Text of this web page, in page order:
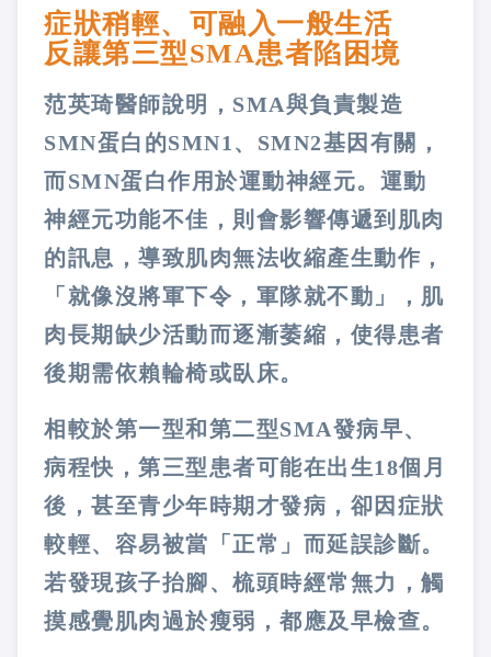
症狀稍輕、可融入一般生活
反讓第三型SMA患者陷困境
范英琦醫師說明，SMA與負責製造
SMN蛋白的SMN1、SMN2基因有關，
而SMN蛋白作用於運動神經元。運動
神經元功能不佳，則會影響傳遞到肌肉
的訊息，導致肌肉無法收縮產生動作，
「就像沒將軍下令，軍隊就不動」，肌
肉長期缺少活動而逐漸萎縮，使得患者
後期需依賴輪椅或臥床。
相較於第一型和第二型SMA發病早、
病程快，第三型患者可能在出生18個月
後，甚至青少年時期才發病，卻因症狀
較輕、容易被當「正常」而延誤診斷。
若發現孩子抬腳、梳頭時經常無力，觸
摸感覺肌肉過於瘦弱，都應及早檢查。